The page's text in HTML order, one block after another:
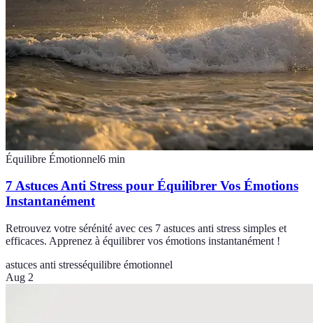
Équilibre Émotionnel6 min
7 Astuces Anti Stress pour Équilibrer Vos Émotions
Instantanément
Retrouvez votre sérénité avec ces 7 astuces anti stress simples et
efficaces. Apprenez à équilibrer vos émotions instantanément !
astuces anti stresséquilibre émotionnel
Aug 2